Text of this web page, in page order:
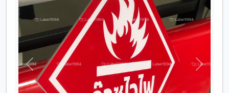
Previous Next